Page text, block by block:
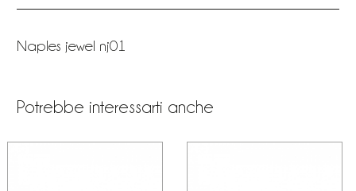
Naples jewel nj01
Potrebbe interessarti anche